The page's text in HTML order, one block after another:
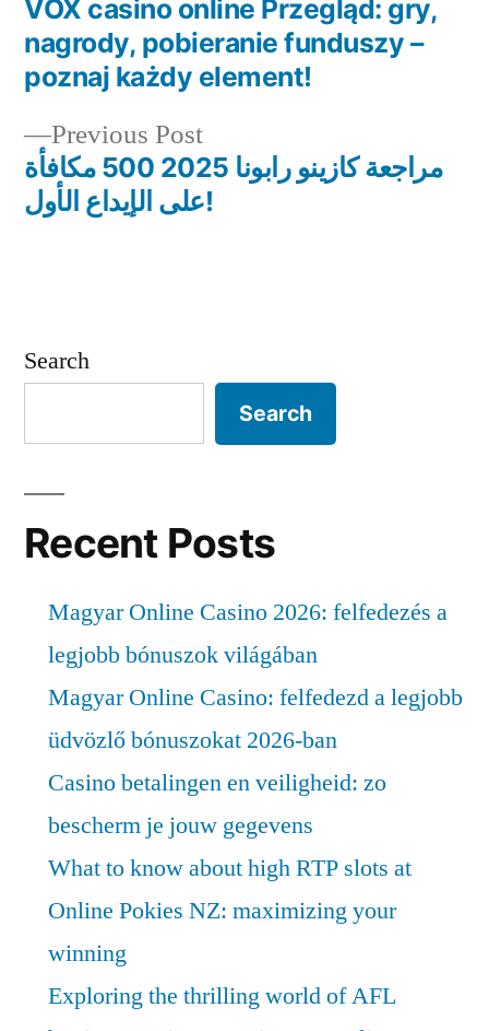
Post
navigation
Previous PostPrevious
post:
مراجعة كازينو رابونا 2025 500 مكافأة
على الإيداع الأول!
post:
VOX casino online Przegląd: gry,
nagrody, pobieranie funduszy –
poznaj każdy element!
Search
Search
Recent Posts
Magyar Online Casino 2026: felfedezés a
legjobb bónuszok világában
Magyar Online Casino: felfedezd a legjobb
üdvözlő bónuszokat 2026-ban
Casino betalingen en veiligheid: zo
bescherm je jouw gegevens
What to know about high RTP slots at
Online Pokies NZ: maximizing your
winning
Exploring the thrilling world of AFL